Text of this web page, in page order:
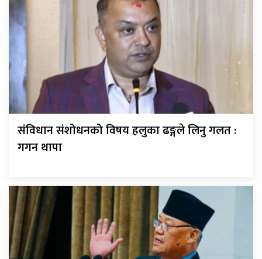
संविधान संशोधनको विषय हलुका ढङ्गले लिनु गलत :
गगन थापा